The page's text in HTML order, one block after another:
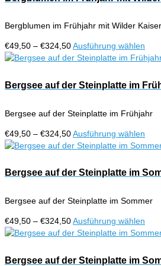
Die
auf
Bergblumen im Frühjahr mit Wilder Kaiser
€49,50 – €324,50Preisspanne:
€49,50
€324,50
Ausführung wählen
Die
auf
Bergsee auf der Steinplatte im
Bergsee auf der Steinplatte im Frühjahr
€49,50 – €324,50Preisspanne:
€49,50
€324,50
Ausführung wählen
Die
auf
Bergsee auf der Steinplatte im
Bergsee auf der Steinplatte im Sommer
€49,50 – €324,50Preisspanne:
€49,50
€324,50
Ausführung wählen
Bergsee auf der Steinplatte im